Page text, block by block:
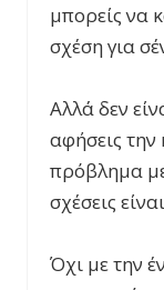
μπορείς να
σχέση για
Αλλά δεν
αφήσεις την
πρόβλημα με
σχέσεις
Όχι με την